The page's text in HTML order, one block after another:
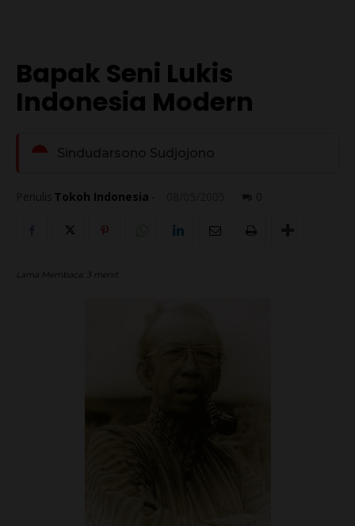
Bapak Seni Lukis
Indonesia Modern
Sindudarsono Sudjojono
Tokoh Indonesia
Lama Membaca: 3 menit